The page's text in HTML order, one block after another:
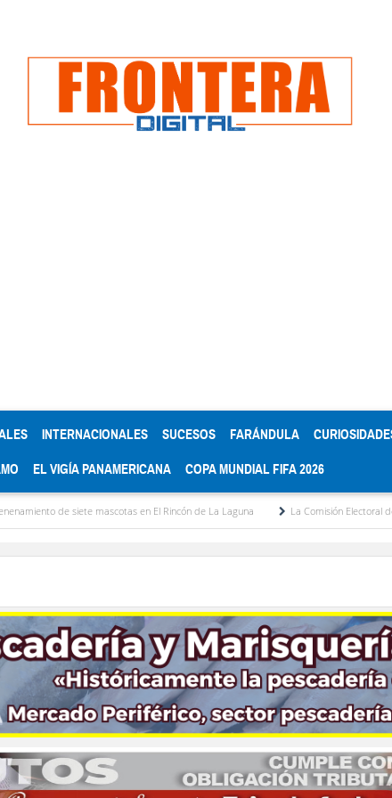
INTERNACIONALES SUCESOS FARÁNDULA
EL VIGÍA PANAMERICANA COPA MUNDIAL FIFA 2026
en El Rincón de La Laguna La Comisión Electoral del Colegio de